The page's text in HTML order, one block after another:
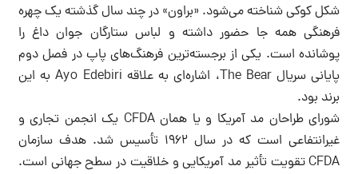
شکل کوکی شناخته می‌شود. «براون» در چند سال گذشته یک چهره
فرهنگی همه جا حضور داشته و لباس ستارگان جوان داغ را
پوشانده است. یکی از برجسته‌ترین فرهنگ‌های پاپ در فصل دوم
پایانی سریال The Bear، اشاره‌ای به علاقه Ayo Edebiri به این
برند بود.
شورای طراحان مد آمریکا و یا همان CFDA یک انجمن تجاری و
غیرانتفاعی است که در سال ۱۹۶۲ تأسیس شد. هدف سازمان
CFDA تقویت تأثیر مد آمریکایی و خلاقیت در سطح جهانی است.